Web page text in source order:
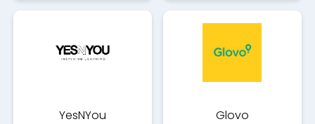
YesNYou Glovo